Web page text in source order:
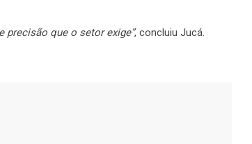
precisão que o setor exige”, concluiu Jucá.